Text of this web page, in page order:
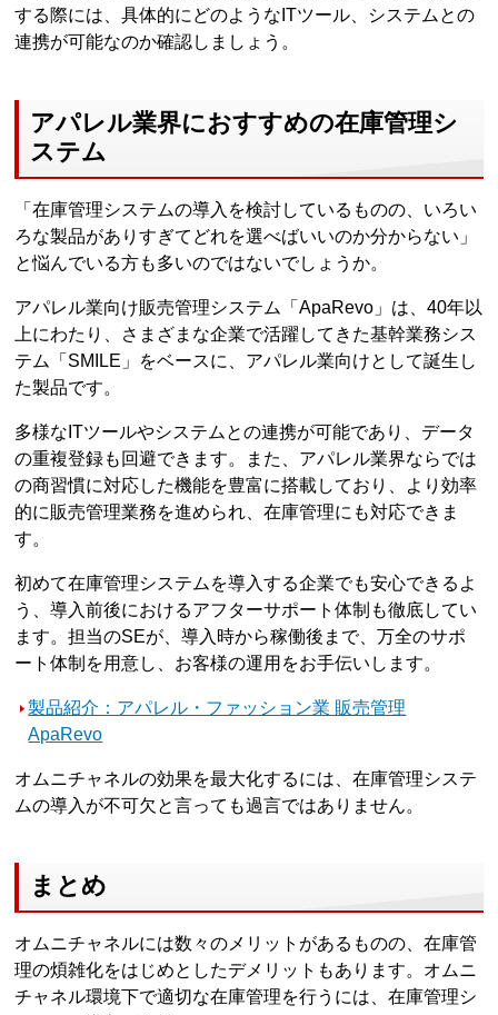
する際には、具体的にどのようなITツール、システムとの
連携が可能なのか確認しましょう。
アパレル業界におすすめの在庫管理シ
ステム
「在庫管理システムの導入を検討しているものの、いろい
ろな製品がありすぎてどれを選べばいいのか分からない」
と悩んでいる方も多いのではないでしょうか。
アパレル業向け販売管理システム「ApaRevo」は、40年以
上にわたり、さまざまな企業で活躍してきた基幹業務シス
テム「SMILE」をベースに、アパレル業向けとして誕生し
た製品です。
多様なITツールやシステムとの連携が可能であり、データ
の重複登録も回避できます。また、アパレル業界ならでは
の商習慣に対応した機能を豊富に搭載しており、より効率
的に販売管理業務を進められ、在庫管理にも対応できま
す。
初めて在庫管理システムを導入する企業でも安心できるよ
う、導入前後におけるアフターサポート体制も徹底してい
ます。担当のSEが、導入時から稼働後まで、万全のサポ
ート体制を用意し、お客様の運用をお手伝いします。
製品紹介：アパレル・ファッション業 販売管理
ApaRevo
オムニチャネルの効果を最大化するには、在庫管理システ
ムの導入が不可欠と言っても過言ではありません。
まとめ
オムニチャネルには数々のメリットがあるものの、在庫管
理の煩雑化をはじめとしたデメリットもあります。オムニ
チャネル環境下で適切な在庫管理を行うには、在庫管理シ